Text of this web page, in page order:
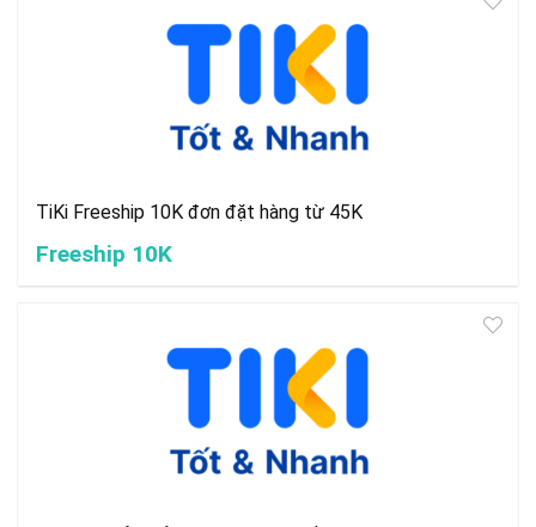
TiKi Freeship 10K đơn đặt hàng từ 45K
Freeship 10K